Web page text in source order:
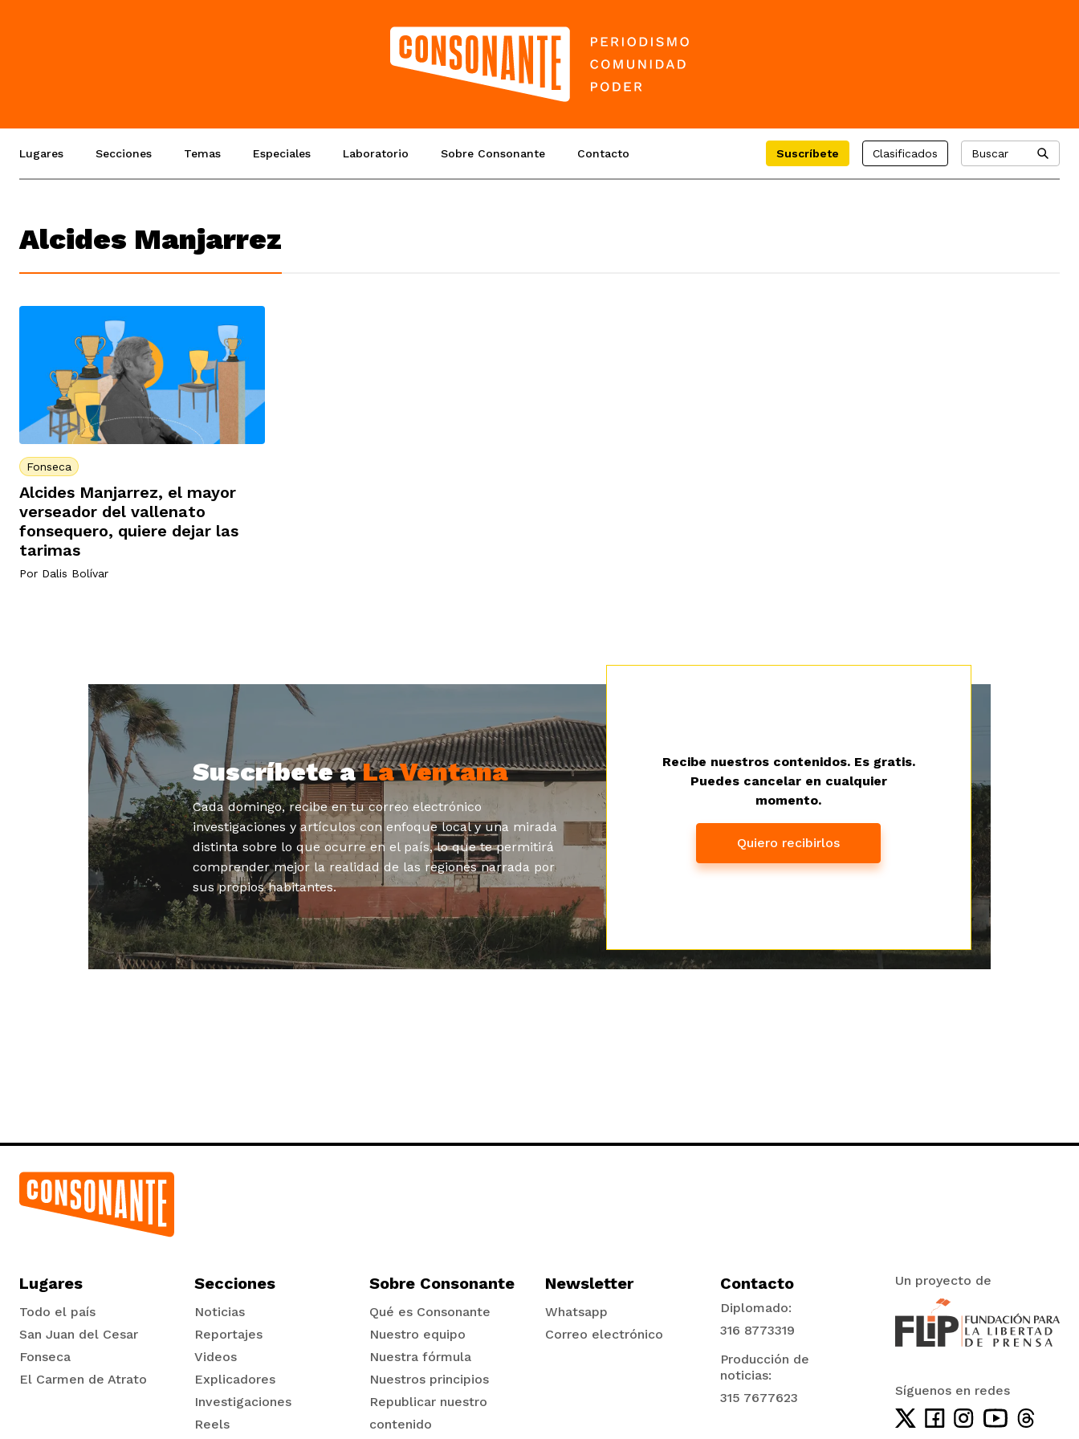
Lugares Secciones Temas Especiales Laboratorio Sobre Consonante Contacto Suscríbete Clasificados Buscar
Alcides Manjarrez
Fonseca
Alcides Manjarrez, el mayor
verseador del vallenato
fonsequero, quiere dejar las
tarimas
Por Dalis Bolívar
Suscríbete aLa Ventana
Cada domingo, recibe en tu correo electrónico
investigaciones y artículos con enfoque local y una mirada
distinta sobre lo que ocurre en el país, lo que te permitirá
comprender mejor la realidad de las regiones narrada por
sus propios habitantes.
Recibe nuestros contenidos. Es gratis.
Puedes cancelar en cualquier
momento.
Quiero recibirlos
Lugares
Todo el país
San Juan del Cesar
Fonseca
El Carmen de Atrato
Secciones
Noticias
Reportajes
Videos
Explicadores
Investigaciones
Reels
Sobre Consonante
Qué es Consonante
Nuestro equipo
Nuestra fórmula
Nuestros principios
Republicar nuestro
contenido
Newsletter
Whatsapp
Correo electrónico
Contacto
Diplomado:
316 8773319
Producción de
noticias:
315 7677623
Un proyecto de
Síguenos en redes